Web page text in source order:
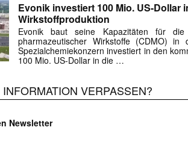
Evonik investiert 100 Mio. US-Dollar
Wirkstoffproduktion
Evonik baut seine Kapazitäten für die
pharmazeutischer Wirkstoffe (CDMO)
Spezialchemiekonzern investiert in den
100 Mio. US-Dollar in die …
VERPASSEN?
Newsletter